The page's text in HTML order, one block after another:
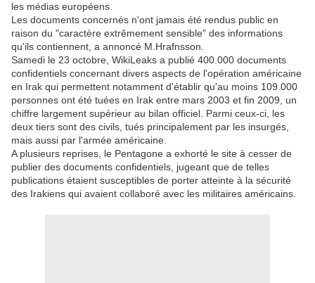
les médias européens.
Les documents concernés n'ont jamais été rendus public en
raison du "caractère extrêmement sensible" des informations
qu'ils contiennent, a annoncé M.Hrafnsson.
Samedi le 23 octobre, WikiLeaks a publié 400.000 documents
confidentiels concernant divers aspects de l'opération américaine
en Irak qui permettent notamment d'établir qu'au moins 109.000
personnes ont été tuées en Irak entre mars 2003 et fin 2009, un
chiffre largement supérieur au bilan officiel. Parmi ceux-ci, les
deux tiers sont des civils, tués principalement par les insurgés,
mais aussi par l'armée américaine.
A plusieurs reprises, le Pentagone a exhorté le site à cesser de
publier des documents confidentiels, jugeant que de telles
publications étaient susceptibles de porter atteinte à la sécurité
des Irakiens qui avaient collaboré avec les militaires américains.